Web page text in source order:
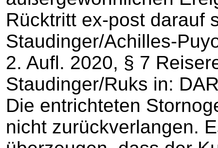
Rücktritt ex-post darauf
Staudinger/Achilles-
2. Aufl. 2020, § 7
Staudinger/Ruks in:
Die entrichteten
nicht zurückverlangen.